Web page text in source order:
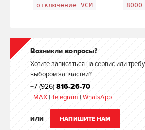
отключение VCM
8000
Возникли вопросы?
Хотите записаться на сервис или
выбором запчастей?
+7 (926) 816-26-70
| MAX | Telegram | WhatsApp |
ИЛИ НАПИШИТЕ НАМ